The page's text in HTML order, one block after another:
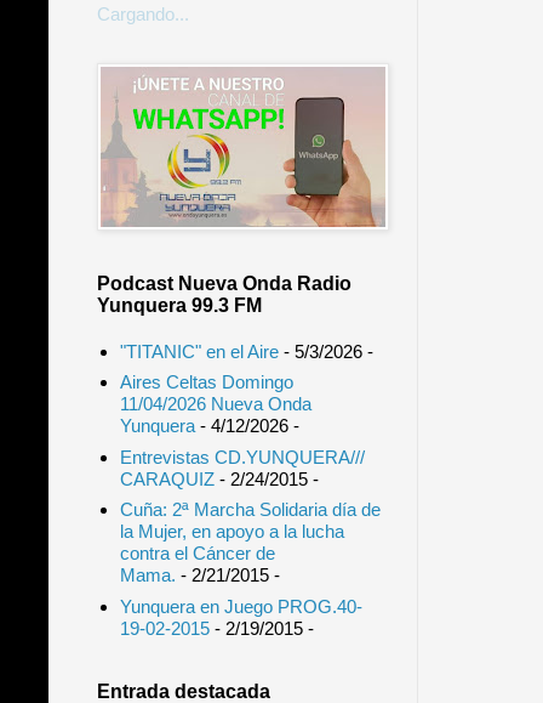
Cargando...
Podcast Nueva Onda Radio
Yunquera 99.3 FM
"TITANIC" en el Aire- 5/3/2026-
Aires Celtas Domingo
11/04/2026 Nueva Onda
Yunquera- 4/12/2026-
Entrevistas CD.YUNQUERA///
CARAQUIZ- 2/24/2015-
Cuña: 2ª Marcha Solidaria día de
la Mujer, en apoyo a la lucha
contra el Cáncer de
Mama. - 2/21/2015-
Yunquera en Juego PROG.40-
19-02-2015- 2/19/2015-
Entrada destacada